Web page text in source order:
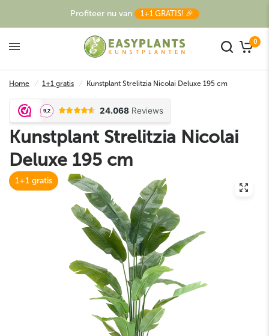
Profiteer nu van 1+1 GRATIS! 🎉
0
Home / 1+1 gratis / Kunstplant Strelitzia Nicolai Deluxe 195 cm
Kunstplant Strelitzia Nicolai
Deluxe 195 cm
1+1 gratis